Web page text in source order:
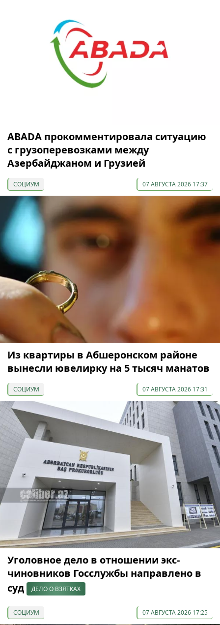
ABADA прокомментировала ситуацию
с грузоперевозками между
Азербайджаном и Грузией
СОЦИУМ 07 АВГУСТА 2026 17:37
Из квартиры в Абшеронском районе
вынесли ювелирку на 5 тысяч манатов
СОЦИУМ 07 АВГУСТА 2026 17:31
Уголовное дело в отношении экс-
чиновников Госслужбы направлено в
суд
ДЕЛО О ВЗЯТКАХ
СОЦИУМ 07 АВГУСТА 2026 17:25